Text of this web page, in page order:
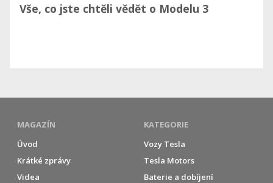
Vše, co jste chtěli vědět o Modelu 3
MAGAZÍN
Úvod
Krátké zprávy
Videa
KATEGORIE
Vozy Tesla
Tesla Motors
Baterie a dobíjení